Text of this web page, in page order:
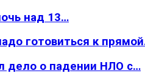
над 13…
готовиться к
дело о падении НЛО с…